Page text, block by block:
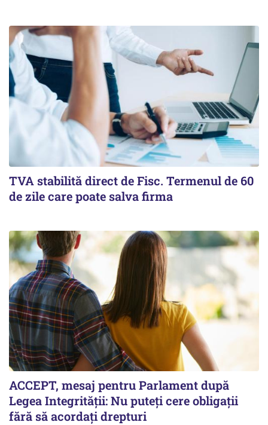
TVA stabilită direct de Fisc. Termenul de 60
de zile care poate salva firma
ACCEPT, mesaj pentru Parlament după
Legea Integrității: Nu puteți cere obligații
fără să acordați drepturi